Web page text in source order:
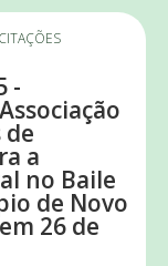
-
de
a
no Baile
de Novo
26 de